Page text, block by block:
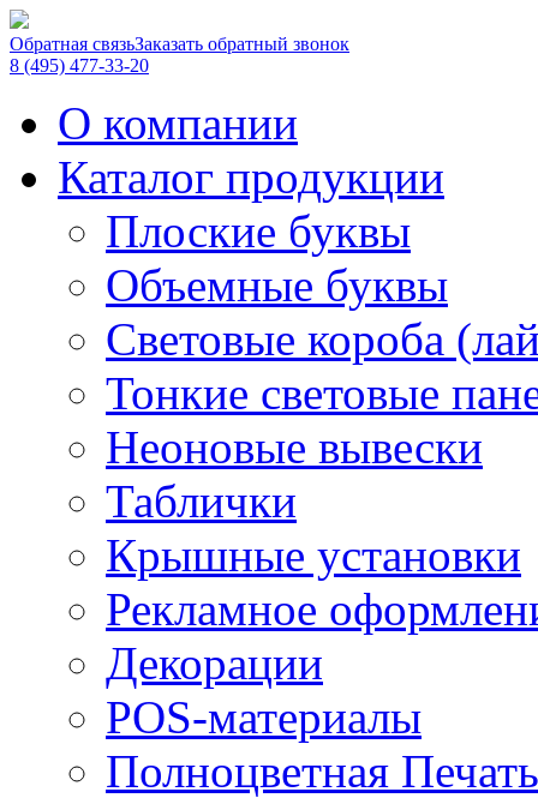
Обратная связьЗаказать обратный звонок
8 (495) 477-33-20
О компании
Каталог продукции
Плоские буквы
Объемные буквы
Световые короба
Тонкие световые
Неоновые вывески
Таблички
Крышные установки
Рекламное
Декорации
POS-материалы
Полноцветная Печать